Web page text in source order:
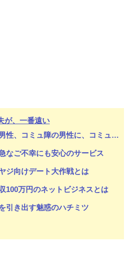
が、一番遠い
ュ障の男性に、コミュ力向上セラピー講座
なご不幸にも安心のサービス
ジ向けデート大作戦とは
100万円のネットビジネスとは
引き出す魅惑のハチミツ